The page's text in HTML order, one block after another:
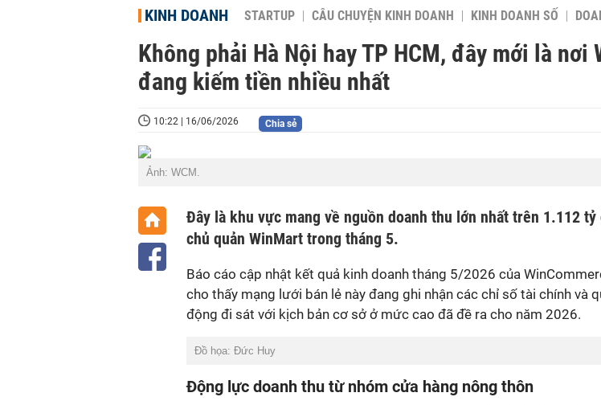
KINH DOANH STARTUP CÂU CHUYỆN KINH DOANH KINH DOANH SỐ
Không phải Hà Nội hay TP HCM, đây mới là nơi
đang kiếm tiền nhiều nhất
10:22 | 16/06/2026 Chia sẻ
Ảnh: WCM.
Đây là khu vực mang về nguồn doanh thu lớn nhất trên 1.112 tỷ
chủ quản WinMart trong tháng 5.
Báo cáo cập nhật kết quả kinh doanh tháng 5/2026 của
cho thấy mạng lưới bán lẻ này đang ghi nhận các chỉ số tài chính và
động đi sát với kịch bản cơ sở ở mức cao đã đề ra cho năm 2026.
Đồ họa: Đức Huy
Động lực doanh thu từ nhóm cửa hàng nông thôn